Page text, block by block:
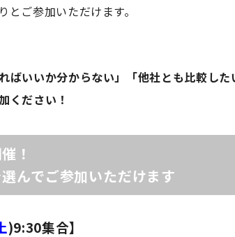
ご参加いただけます。
ばいいか分からない」「他社とも比較し
ください！
！
んでご参加いただけます
)9:30集合】